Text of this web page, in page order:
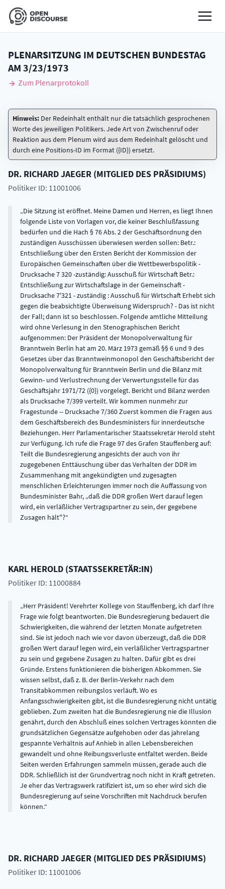
PLENARSITZUNG IM DEUTSCHEN BUNDESTAG
AM 3/23/1973
Zum Plenarprotokoll
Hinweis: Der Redeinhalt enthält nur die tatsächlich gesprochenen
Worte des jeweiligen Politikers. Jede Art von Zwischenruf oder
Reaktion aus dem Plenum wird aus dem Redeinhalt gelöscht und
durch eine Positions-ID im Format ({ID}) ersetzt.
DR. RICHARDJAEGER (MITGLIED DES PRÄSIDIUMS)
Politiker ID: 11001006
Die Sitzung ist eröffnet. Meine Damen und Herren, es liegt Ihnen
folgende Liste von Vorlagen vor, die keiner Beschlußfassung
bedürfen und die Hach § 76 Abs. 2 der Geschäftsordnung den
zuständigen Ausschüssen überwiesen werden sollen: Betr.:
Entschließung über den Ersten Bericht der Kommission der
Europäischen Gemeinschaften über die Wettbewerbspolitik -
Drucksache 7 320 -zuständig: Ausschuß für Wirtschaft Betr.:
Entschließung zur Wirtschaftslage in der Gemeinschaft -
Drucksache 7'321 - zuständig : Ausschuß für Wirtschaft Erhebt sich
gegen die beabsichtigte Überweisung Widerspruch? - Das ist nicht
der Fall; dann ist so beschlossen. Folgende amtliche Mitteilung
wird ohne Verlesung in den Stenographischen Bericht
aufgenommen: Der Präsident der Monopolverwaltung für
Branntwein Berlin hat am 20. März 1973 gemäß §§ 6 und 9 des
Gesetzes über das Branntweinmonopol den Geschäftsbericht der
Monopolverwaltung für Branntwein Berlin und die Bilanz mit
Gewinn- und Verlustrechnung der Verwertungsstelle für das
Geschäftsjahr 1971/72 ({0}) vorgelegt. Bericht und Bilanz werden
als Drucksache 7/399 verteilt. Wir kommen nunmehr zur
Fragestunde -- Drucksache 7/360 Zuerst kommen die Fragen aus
dem Geschäftsbereich des Bundesministers für innerdeutsche
Beziehungen. Herr Parlamentarischer Staatssekretär Herold steht
zur Verfügung. Ich rufe die Frage 97 des Grafen Stauffenberg auf:
Teilt die Bundesregierung angesichts der auch von ihr
zugegebenen Enttäuschung über das Verhalten der DDR im
Zusammenhang mit angekündigten und zugesagten
menschlichen Erleichterungen immer noch die Auffassung von
Bundesminister Bahr, „daß die DDR großen Wert darauf legen
wird, ein verläßlicher Vertragspartner zu sein, der gegebene
Zusagen hält"?
KARL HEROLD (STAATSSEKRETÄR:IN)
Politiker ID: 11000884
Herr Präsident! Verehrter Kollege von Stauffenberg, ich darf Ihre
Frage wie folgt beantworten. Die Bundesregierung bedauert die
Schwierigkeiten, die während der letzten Monate aufgetreten
sind. Sie ist jedoch nach wie vor davon überzeugt, daß die DDR
großen Wert darauf legen wird, ein verläßlicher Vertragspartner
zu sein und gegebene Zusagen zu halten. Dafür gibt es drei
Gründe. Erstens funktionieren die bisherigen Abkommen. Sie
wissen selbst, daß z. B. der Berlin-Verkehr nach dem
Transitabkommen reibungslos verläuft. Wo es
Anfangsschwierigkeiten gibt, ist die Bundesregierung nicht untätig
geblieben. Zum zweiten hat die Bundesregierung nie die Illusion
genährt, durch den Abschluß eines solchen Vertrages könnten die
grundsätzlichen Gegensätze aufgehoben oder das jahrelang
gespannte Verhältnis auf Anhieb in allen Lebensbereichen
gewandelt und ohne Reibungsverluste entfaltet werden. Beide
Seiten werden Erfahrungen sammeln müssen, gerade auch die
DDR. Schließlich ist der Grundvertrag noch nicht in Kraft getreten.
Je eher das Vertragswerk ratifiziert ist, um so eher wird sich die
Bundesregierung auf seine Vorschriften mit Nachdruck berufen
können.
DR. RICHARDJAEGER (MITGLIED DES PRÄSIDIUMS)
Politiker ID: 11001006